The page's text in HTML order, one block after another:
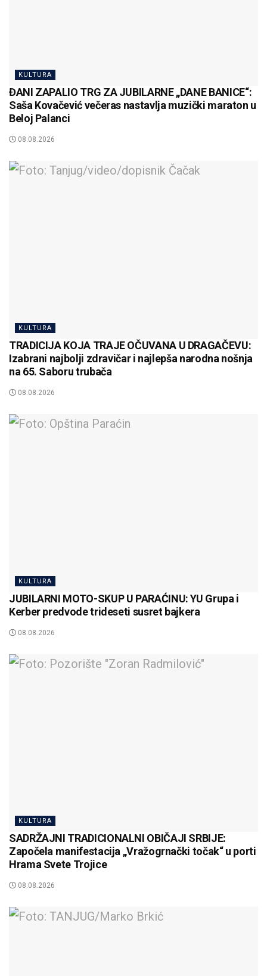
KULTURA
ĐANI ZAPALIO TRG ZA JUBILARNE „DANE BANICE“:
Saša Kovačević večeras nastavlja muzički maraton u
Beloj Palanci
08.08.2026
KULTURA
TRADICIJA KOJA TRAJE OČUVANA U DRAGAČEVU:
Izabrani najbolji zdravičar i najlepša narodna nošnja
na 65. Saboru trubača
08.08.2026
KULTURA
JUBILARNI MOTO-SKUP U PARAĆINU: YU Grupa i
Kerber predvode trideseti susret bajkera
08.08.2026
KULTURA
SADRŽAJNI TRADICIONALNI OBIČAJI SRBIJE:
Započela manifestacija „Vražogrnački točak“ u porti
Hrama Svete Trojice
08.08.2026